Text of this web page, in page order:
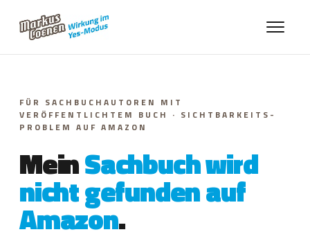
FÜR SACHBUCHAUTOREN MIT
VERÖFFENTLICHTEM BUCH · SICHTBARKEITS-
PROBLEM AUF AMAZON
MeinSachbuch wird
nicht gefunden auf
Amazon.